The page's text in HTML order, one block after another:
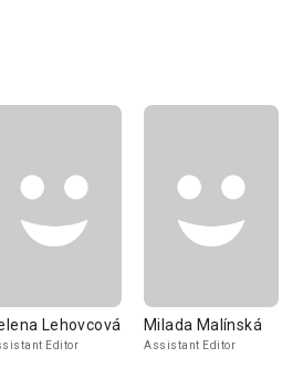
Lehovcová
Editor
Milada Malínská
Assistant Editor